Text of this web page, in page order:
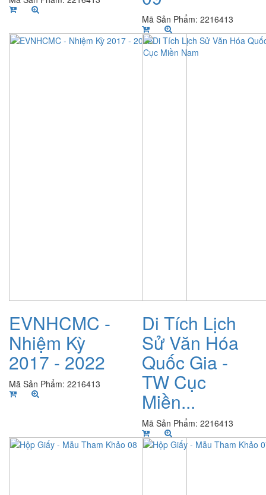
Mã Sản Phẩm: 2216413
EVNHCMC -
Nhiệm Kỳ
2017 - 2022
Mã Sản Phẩm: 2216413
Di Tích Lịch
Sử Văn Hóa
Quốc Gia -
TW Cục
Miền...
Mã Sản Phẩm: 2216413